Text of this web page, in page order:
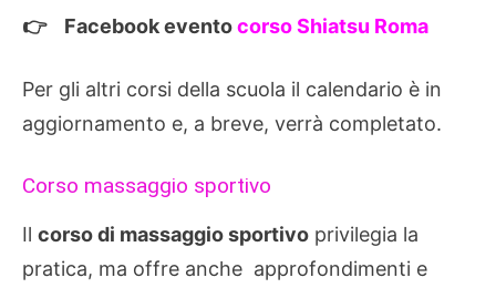
👉 Facebook eventocorso Shiatsu Roma
Per gli altri corsi della scuola il calendario è in
aggiornamento e, a breve, verrà completato.
Corso massaggio sportivo
Il corso di massaggio sportivo privilegia la
pratica, ma offre anche approfondimenti e